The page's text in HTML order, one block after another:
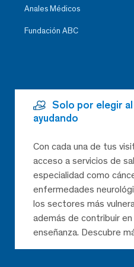
Anales Médicos
Fundación ABC
Solo por elegir
ayudando
Con cada una de tus
acceso a servicios de
especialidad como
enfermedades
los sectores más
además de contribuir
enseñanza. Descubre